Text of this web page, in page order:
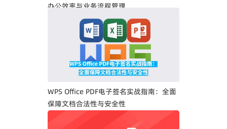
办公效率与业务流程管理
WPS Office PDF电子签名实战指南：全面
保障文档合法性与安全性